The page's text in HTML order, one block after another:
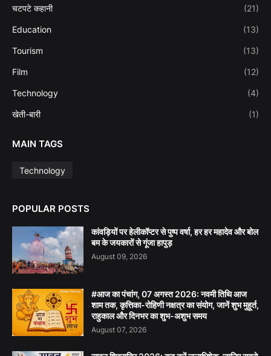
चटपटे कहानी (21)
Education (13)
Tourism (13)
Film (12)
Technology (4)
खेती-बारी (1)
MAIN TAGS
Technology
POPULAR POSTS
कांवड़ियों पर हेलीकॉप्टर से पुष्प वर्षा, हर हर महादेव और बोल
बम के जयकारों से गूंजा हापुड़
August 09, 2026
#आज का पंचांग, 07 अगस्त 2026: नवमी तिथि आज
शाम तक, कृत्तिका-रोहिणी नक्षत्र का संयोग, जानें शुभ मुहूर्त,
राहुकाल और दिनभर का शुभ-अशुभ समय
August 07, 2026